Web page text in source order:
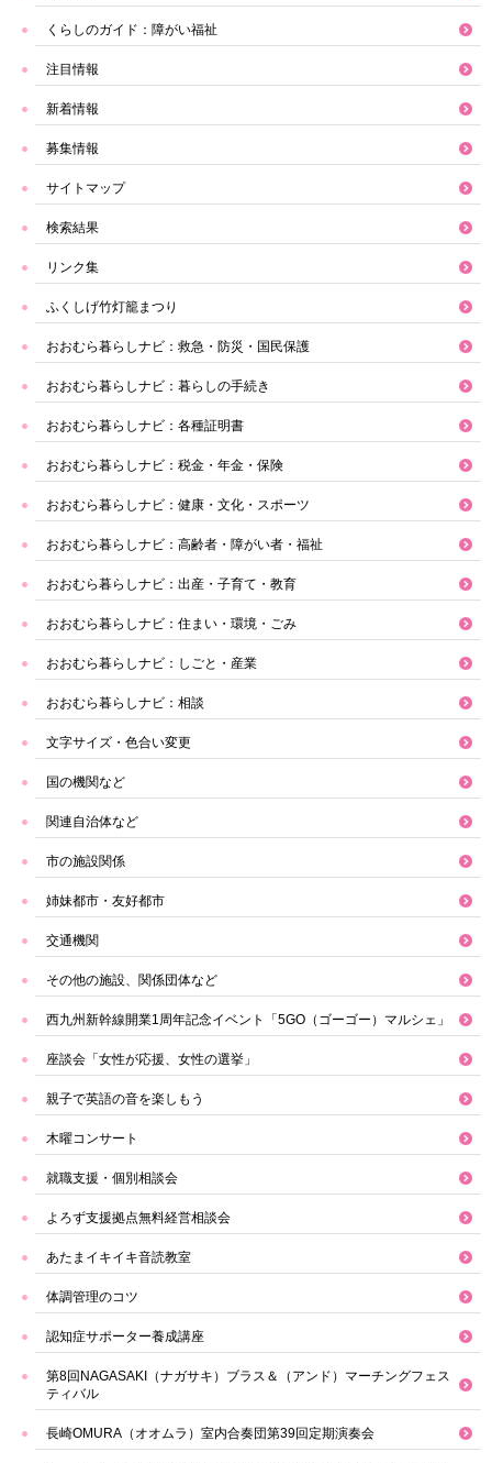
くらしのガイド：障がい福祉
注目情報
新着情報
募集情報
サイトマップ
検索結果
リンク集
ふくしげ竹灯籠まつり
おおむら暮らしナビ：救急・防災・国民保護
おおむら暮らしナビ：暮らしの手続き
おおむら暮らしナビ：各種証明書
おおむら暮らしナビ：税金・年金・保険
おおむら暮らしナビ：健康・文化・スポーツ
おおむら暮らしナビ：高齢者・障がい者・福祉
おおむら暮らしナビ：出産・子育て・教育
おおむら暮らしナビ：住まい・環境・ごみ
おおむら暮らしナビ：しごと・産業
おおむら暮らしナビ：相談
文字サイズ・色合い変更
国の機関など
関連自治体など
市の施設関係
姉妹都市・友好都市
交通機関
その他の施設、関係団体など
西九州新幹線開業1周年記念イベント「5GO（ゴーゴー）マルシェ」
座談会「女性が応援、女性の選挙」
親子で英語の音を楽しもう
木曜コンサート
就職支援・個別相談会
よろず支援拠点無料経営相談会
あたまイキイキ音読教室
体調管理のコツ
認知症サポーター養成講座
第8回NAGASAKI（ナガサキ）ブラス＆（アンド）マーチングフェス
ティバル
長崎OMURA（オオムラ）室内合奏団第39回定期演奏会